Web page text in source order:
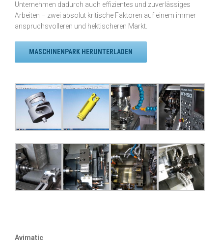
Unternehmen dadurch auch effizientes und zuverlässiges
Arbeiten – zwei absolut kritische Faktoren auf einem immer
anspruchsvolleren und hektischeren Markt.
MASCHINENPARK HERUNTERLADEN
Avimatic